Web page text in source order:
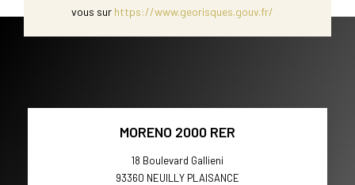
vous sur https://www.georisques.gouv.fr/
MORENO 2000 RER
18 Boulevard Gallieni
93360 NEUILLY PLAISANCE